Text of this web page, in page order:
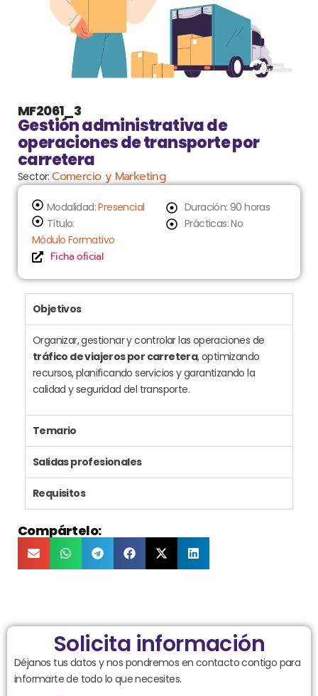
MF2061_3
Gestión administrativa de
operaciones de transporte por
carretera
Sector:Comercio y Marketing
Modalidad:Presencial
Título:
Módulo Formativo
Ficha oficial
Duración: 90 horas
Prácticas: No
Objetivos
Organizar, gestionar y controlar las operaciones de
tráfico de viajeros por carretera, optimizando
recursos, planificando servicios y garantizando la
calidad y seguridad del transporte.
Temario
Salidas profesionales
Requisitos
Compártelo:
Solicita información
Déjanos tus datos y nos pondremos en contacto contigo para
informarte de todo lo que necesites.